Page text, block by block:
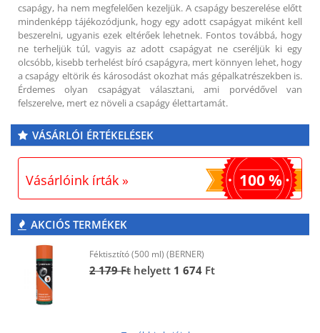
csapágy, ha nem megfelelően kezeljük. A csapágy beszerelése előtt
mindenképp tájékozódjunk, hogy egy adott csapágyat miként kell
beszerelni, ugyanis ezek eltérőek lehetnek. Fontos továbbá, hogy
ne terheljük túl, vagyis az adott csapágyat ne cseréljük ki egy
olcsóbb, kisebb terhelést bíró csapágyra, mert könnyen lehet, hogy
a csapágy eltörik és károsodást okozhat más gépalkatrészekben is.
Érdemes olyan csapágyat választani, ami porvédővel van
felszerelve, mert ez növeli a csapágy élettartamát.
VÁSÁRLÓI ÉRTÉKELÉSEK
Vásárlóink írták » 100 %
AKCIÓS TERMÉKEK
Féktisztító (500 ml) (BERNER)
2 179 Ft helyett 1 674 Ft